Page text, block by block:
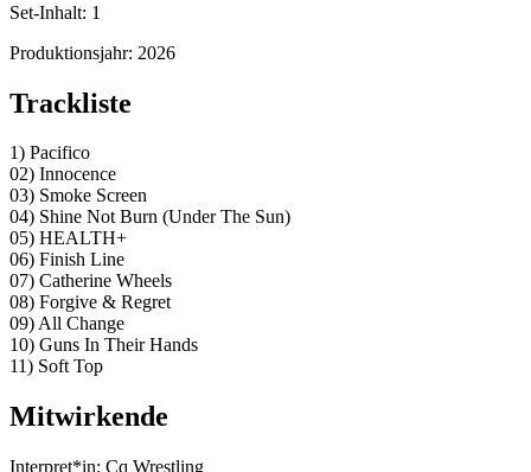
Set-Inhalt: 1
Produktionsjahr: 2026
Trackliste
1) Pacifico
02) Innocence
03) Smoke Screen
04) Shine Not Burn (Under The Sun)
05) HEALTH+
06) Finish Line
07) Catherine Wheels
08) Forgive & Regret
09) All Change
10) Guns In Their Hands
11) Soft Top
Mitwirkende
Interpret*in: Cq Wrestling